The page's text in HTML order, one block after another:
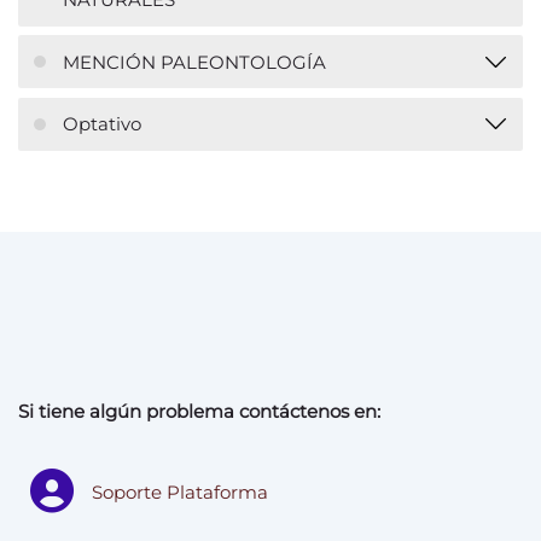
MENCIÓN PALEONTOLOGÍA
Optativo
Si tiene algún problema contáctenos en:
Soporte Plataforma